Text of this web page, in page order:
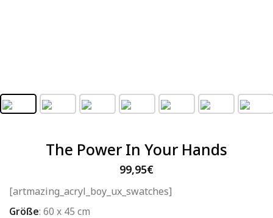
The Power In Your Hands
99,95€
[artmazing_acryl_boy_ux_swatches]
Größe: 60 x 45 cm